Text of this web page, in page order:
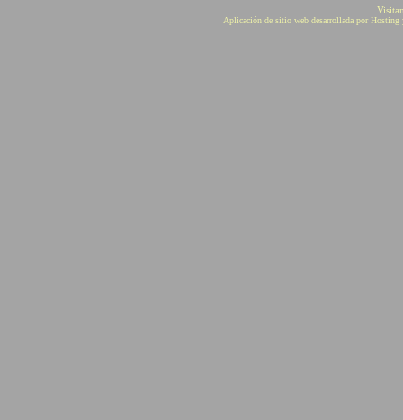
Aplicación de sitio web desarrollada por